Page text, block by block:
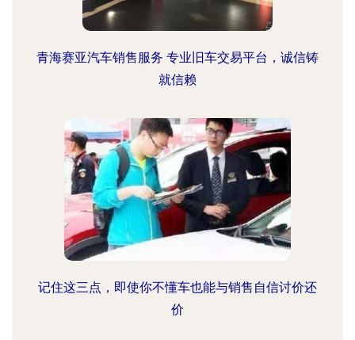
青海赛亚汽车销售服务 专业旧车交易平台，诚信铸
就信赖
记住这三点，即使你不懂车也能与销售自信讨价还
价